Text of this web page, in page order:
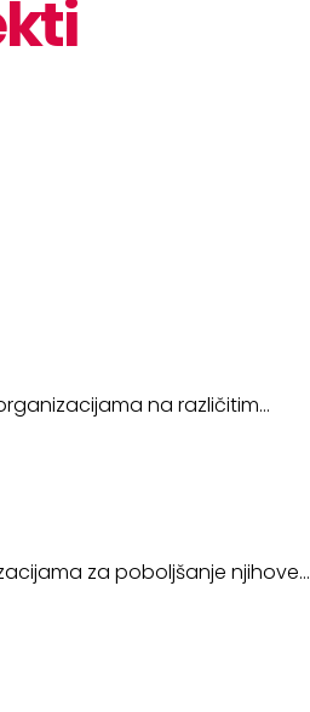
na različitim…
za poboljšanje njihove…